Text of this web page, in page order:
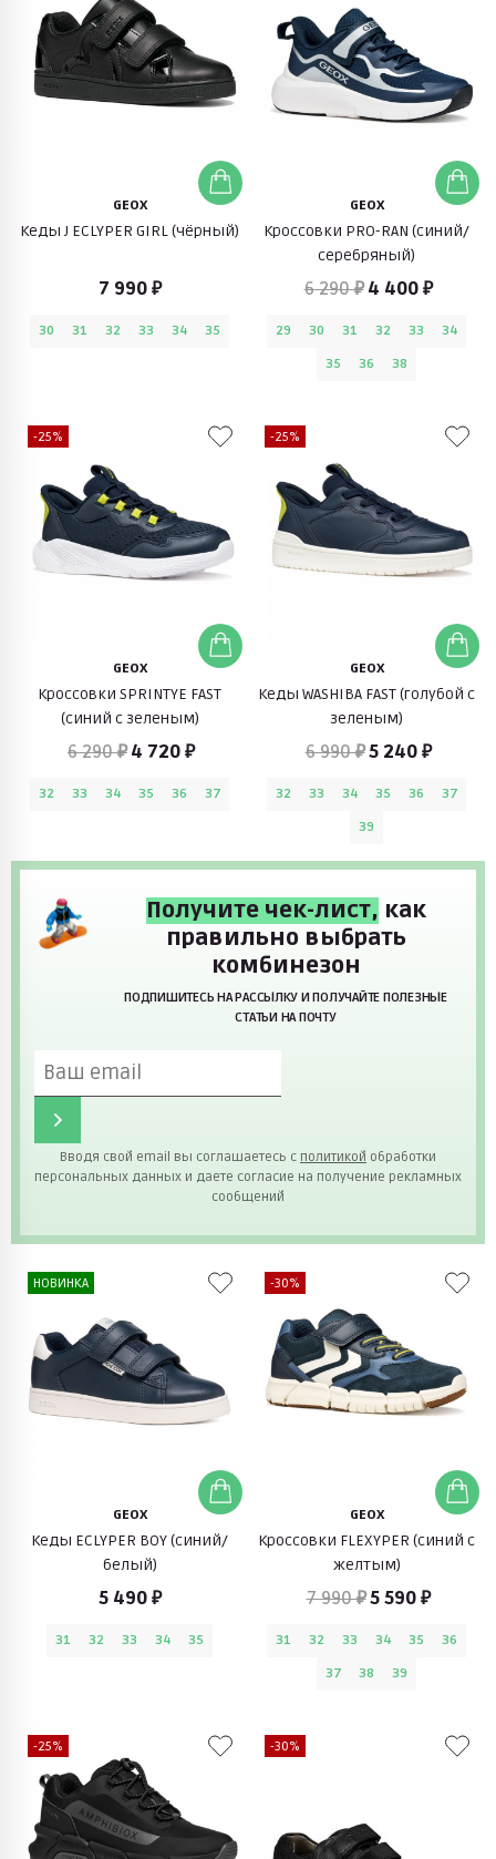
GEOX
Кеды J ECLYPER GIRL (чёрный)
7 990 ₽
30 31 32 33 34 35
GEOX
Кроссовки PRO-RAN (синий/
серебряный)
6 290 ₽ 4 400 ₽
29 30 31 32 33
34
35
36 38
-25%
GEOX
Кроссовки SPRINTYE FAST
(синий с зеленым)
6 290 ₽ 4 720 ₽
32 33 34 35 36 37
-25%
GEOX
Кеды WASHIBA FAST (голубой с
зеленым)
6 990 ₽5 240 ₽
32 33 34 35 36
37
39
Получите чек-лист, как
правильно выбрать
комбинезон
ПОДПИШИТЕСЬ НА РАССЫЛКУ И ПОЛУЧАЙТЕ ПОЛЕЗНЫЕ
СТАТЬИ НА ПОЧТУ
Вводя свой email вы соглашаетесь с политикой обработки
персональных данных и даете согласие на получение рекламных
сообщений
НОВИНКА
GEOX
Кеды ECLYPER BOY (синий/
белый)
5 490 ₽
31 32 33 34 35
-30%
GEOX
Кроссовки FLEXYPER (синий с
желтым)
7 990 ₽5 590 ₽
31 32 33 34 35
36
37
38 39
-25% -30%